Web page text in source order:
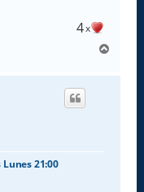
4x
r
Lunes 21:00